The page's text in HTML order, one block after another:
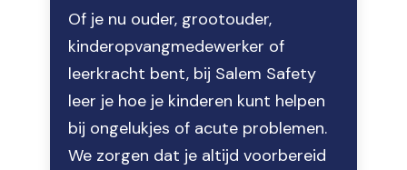
Of je nu ouder, grootouder,
kinderopvangmedewerker of
leerkracht bent, bij Salem Safety
leer je hoe je kinderen kunt helpen
bij ongelukjes of acute problemen.
We zorgen dat je altijd voorbereid